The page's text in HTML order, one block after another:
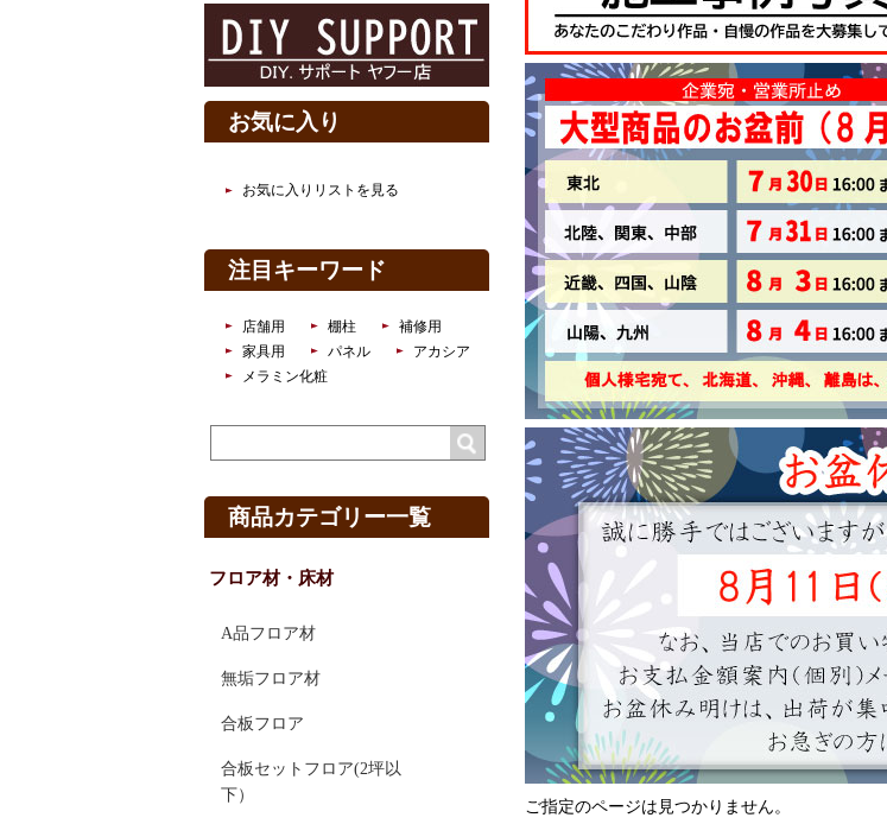
ご指定のページは見つかりません。
お気に入り
お気に入りリストを見る
注目キーワード
店舗用 棚柱
補修用
家具用
パネル
アカシア
メラミン化粧
商品カテゴリー一覧
フロア材・床材
A品フロア材
無垢フロア材
合板フロア
合板セットフロア(2坪以
下）